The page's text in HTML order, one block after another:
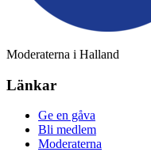
Moderaterna i Halland
Länkar
Ge en gåva
Bli medlem
Moderaterna